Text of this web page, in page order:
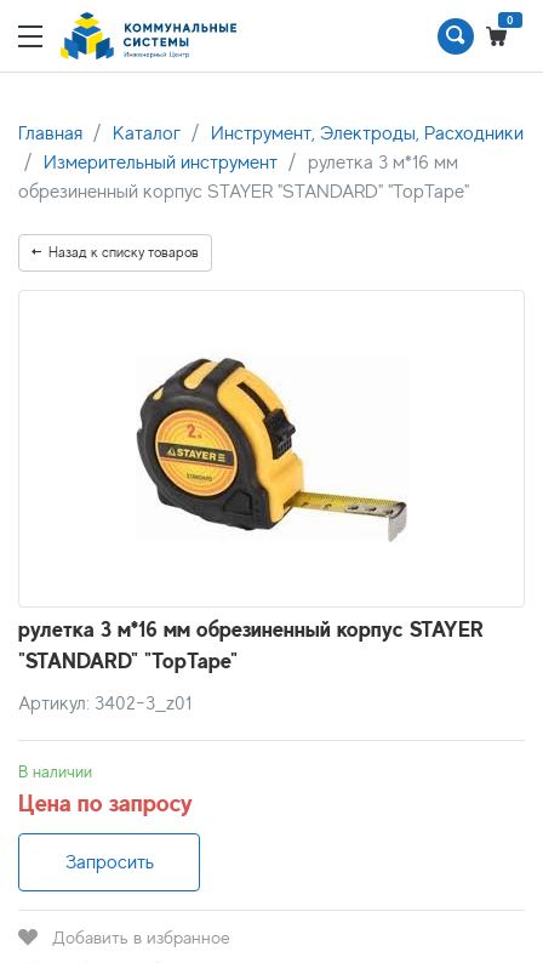
0
Главная Каталог
Инструмент, Электроды, Расходники
Измерительный инструмент
рулетка 3 м*16 мм
обрезиненный корпус STAYER "STANDARD" "TopTape"
Назад к списку товаров
рулетка 3 м*16 мм обрезиненный корпус STAYER
"STANDARD" "TopTape"
Артикул: 3402-3_z01
В наличии
Цена по запросу
Запросить
Добавить в избранное